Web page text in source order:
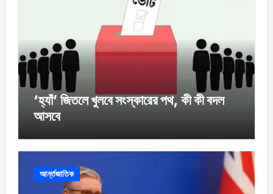
‘হ্যাঁ’ জিতলে খুলবে সংস্কারের পথ, কী কী বদল
আসবে
আর্ন্তজাতিক